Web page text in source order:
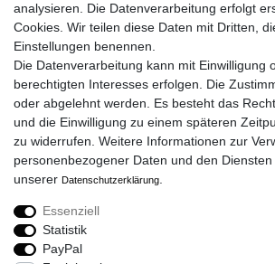
AGB
Impressum
Widerrufsrecht
Datenschutz
SOCIAL MEDIA
analysieren. Die Datenverarbeitung erfolgt
Cookies. Wir teilen diese Daten mit Dritten,
Einstellungen benennen.
Die Datenverarbeitung kann mit Einwilligung
berechtigten Interesses erfolgen. Die
oder abgelehnt werden. Es besteht das
und die Einwilligung zu einem späteren
zu widerrufen. Weitere Informationen zur
personenbezogener Daten und den
unserer Daten­schutz­erklärung
Essenziell
Statistik
PayPal